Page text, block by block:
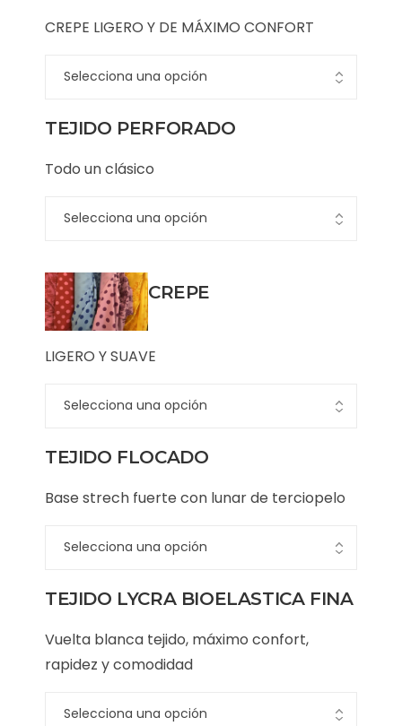
CREPE LIGERO Y DE MÁXIMO CONFORT
TEJIDO PERFORADO
Todo un clásico
CREPE
LIGERO Y SUAVE
TEJIDO FLOCADO
Base strech fuerte con lunar de terciopelo
TEJIDO LYCRA BIOELASTICA FINA
Vuelta blanca tejido, máximo confort,
rapidez y comodidad